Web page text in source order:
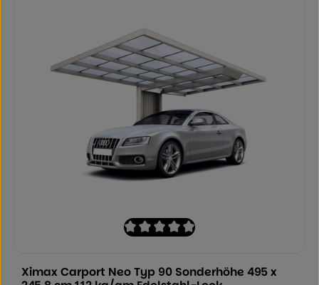
Ximax Carport Neo Typ 90 Sonderhöhe 495 x